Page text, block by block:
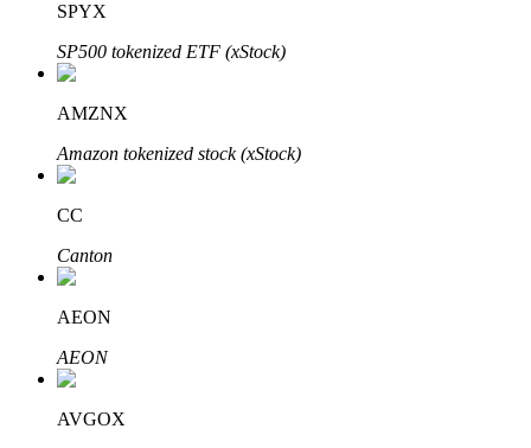
Lär dig Staking
Lär dig mer om att tjäna passiv inkomst
SPYX
SP500 tokenized ETF (xStock)
AMZNX
Amazon tokenized stock (xStock)
CC
Canton
AEON
AEON
AVGOX